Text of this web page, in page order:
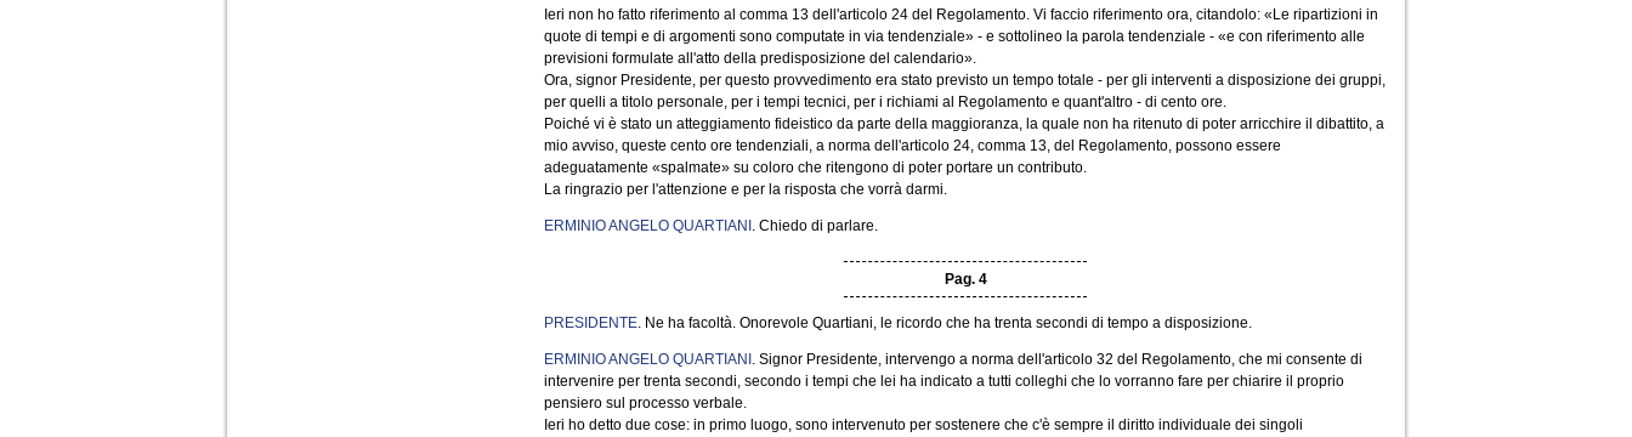
Ieri non ho fatto riferimento al comma 13 dell'articolo 24 del Regolamento. Vi faccio riferimento ora, citandolo: «Le ripartizioni in
quote di tempi e di argomenti sono computate in via tendenziale» - e sottolineo la parola tendenziale - «e con riferimento alle
previsioni formulate all'atto della predisposizione del calendario».
Ora, signor Presidente, per questo provvedimento era stato previsto un tempo totale - per gli interventi a disposizione dei gruppi,
per quelli a titolo personale, per i tempi tecnici, per i richiami al Regolamento e quant'altro - di cento ore.
Poiché vi è stato un atteggiamento fideistico da parte della maggioranza, la quale non ha ritenuto di poter arricchire il dibattito, a
mio avviso, queste cento ore tendenziali, a norma dell'articolo 24, comma 13, del Regolamento, possono essere
adeguatamente «spalmate» su coloro che ritengono di poter portare un contributo.
La ringrazio per l'attenzione e per la risposta che vorrà darmi.
ERMINIO ANGELO QUARTIANI . Chiedo di parlare.
Pag. 4
PRESIDENTE. Ne ha facoltà. Onorevole Quartiani, le ricordo che ha trenta secondi di tempo a disposizione.
ERMINIO ANGELO QUARTIANI . Signor Presidente, intervengo a norma dell'articolo 32 del Regolamento, che mi consente di
intervenire per trenta secondi, secondo i tempi che lei ha indicato a tutti colleghi che lo vorranno fare per chiarire il proprio
pensiero sul processo verbale.
Ieri ho detto due cose: in primo luogo, sono intervenuto per sostenere che c'è sempre il diritto individuale dei singoli